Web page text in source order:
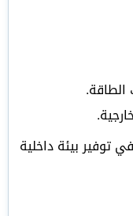
توفير بيئة داخلية